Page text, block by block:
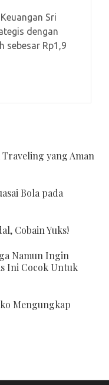
Sri
dengan
sebesar Rp1,9
yang Aman
Bola pada
Cobain Yuks!
Namun Ingin
Ini Cocok Untuk
Mengungkap